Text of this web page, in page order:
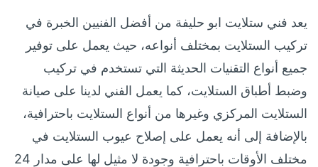
يعد فني ستلايت ابو حليفة من أفضل الفنيين الخبرة في
تركيب الستلايت بمختلف أنواعه، حيث يعمل على توفير
جميع أنواع التقنيات الحديثة التي تستخدم في تركيب
وضبط أطباق الستلايت، كما يعمل الفني لدينا على صيانة
الستلايت المركزي وغيرها من أنواع الستلايت باحترافية،
بالإضافة إلى أنه يعمل على إصلاح عيوب الستلايت في
مختلف الأوقات باحترافية وجودة لا مثيل لها على مدار 24